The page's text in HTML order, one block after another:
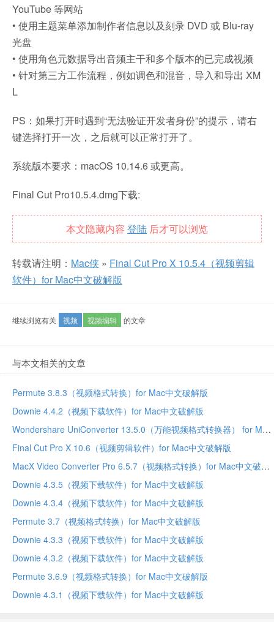
YouTube 等网站
• 使用主题菜单添加制作者信息以及刻录 DVD 或 Blu-ray
光盘
• 使用角色元数据导出音频主干和多个版本的已完成视频
• 针对第三方工作流程，例如调色和混音，导入和导出 XM
L
PS：如果打开时遇到“无法验证开发者身份”的提示，请右
键选择打开一次，之后就可以正常打开了。
系统版本要求：macOS 10.14.6 或更高。
Final Cut Pro10.5.4.dmg下载:
本文隐藏内容 登陆 后才可以浏览
转载请注明： Mac侠 » Final Cut Pro X 10.5.4（视频剪辑
软件）for Mac中文破解版
继续浏览有关 视频 视频编辑 的文章
与本文相关的文章
Permute 3.8.3（视频格式转换）for Mac中文破解版
Downie 4.4.2（视频下载软件）for Mac中文破解版
Wondershare UniConverter 13.5.0（万能视频格式转换器） for Mac中文破解版
Final Cut Pro X 10.6（视频剪辑软件）for Mac中文破解版
MacX Video Converter Pro 6.5.7（视频格式转换）for Mac中文破解版
Downie 4.3.5（视频下载软件）for Mac中文破解版
Downie 4.3.4（视频下载软件）for Mac中文破解版
Permute 3.7（视频格式转换）for Mac中文破解版
Downie 4.3.3（视频下载软件）for Mac中文破解版
Downie 4.3.2（视频下载软件）for Mac中文破解版
Permute 3.6.9（视频格式转换）for Mac中文破解版
Downie 4.3.1（视频下载软件）for Mac中文破解版